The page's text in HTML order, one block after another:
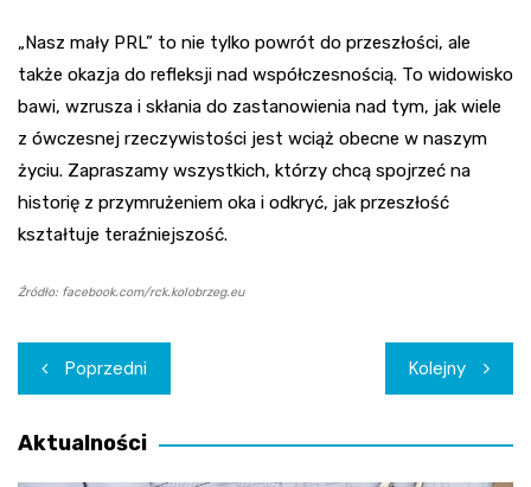
„Nasz mały PRL” to nie tylko powrót do przeszłości, ale
także okazja do refleksji nad współczesnością. To widowisko
bawi, wzrusza i skłania do zastanowienia nad tym, jak wiele
z ówczesnej rzeczywistości jest wciąż obecne w naszym
życiu. Zapraszamy wszystkich, którzy chcą spojrzeć na
historię z przymrużeniem oka i odkryć, jak przeszłość
kształtuje teraźniejszość.
Źródło: facebook.com/rck.kolobrzeg.eu
Nawigacja
wpisu
Poprzedni Kolejny
Aktualności